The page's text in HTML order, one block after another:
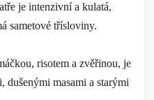
je intenzivní a kulatá,
sametové třísloviny.
risotem a zvěřinou, je
dušenými masami a starými